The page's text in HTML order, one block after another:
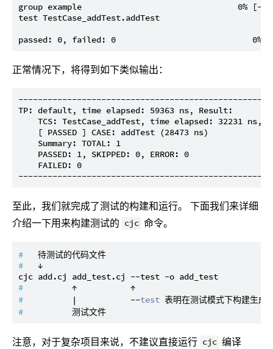
group example                                0%
test TestCase_addTest.addTest
正常情况下，将得到如下类似输出：
TP: default, time elapsed: 59363 ns, Result:
TCS: TestCase_addTest, time elapsed: 32231 ns,
    [ PASSED ] CASE: addTest (28473 ns)
    Summary: TOTAL: 1
    PASSED: 1, SKIPPED: 0, ERROR: 0
    FAILED: 0
至此，我们就完成了测试的构建和运行。 下面我们来详细
介绍一下用来构建测试的 cjc 命令。
#
  待测试的代码文件
#
  ↓
#
         ↑           ↑
#
         |           --
test 表明在测试模式下构建生成
#
         测试文件
注意，对于复杂项目来说，不建议直接运行 cjc 编译